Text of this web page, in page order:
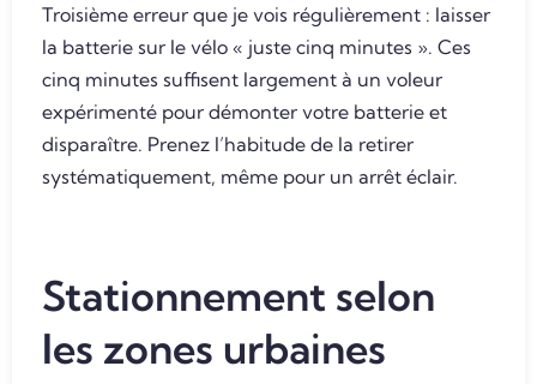
Troisième erreur que je vois régulièrement : laisser
la batterie sur le vélo « juste cinq minutes ». Ces
cinq minutes suffisent largement à un voleur
expérimenté pour démonter votre batterie et
disparaître. Prenez l’habitude de la retirer
systématiquement, même pour un arrêt éclair.
Stationnement selon
les zones urbaines